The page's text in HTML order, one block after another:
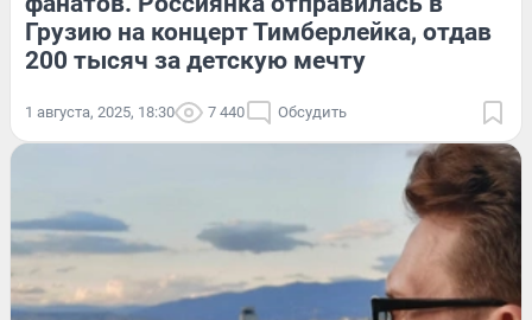
Грузию на концерт Тимберлейка, отдав
200 тысяч за детскую мечту
1 августа, 2025, 18:30 7 440 Обсудить